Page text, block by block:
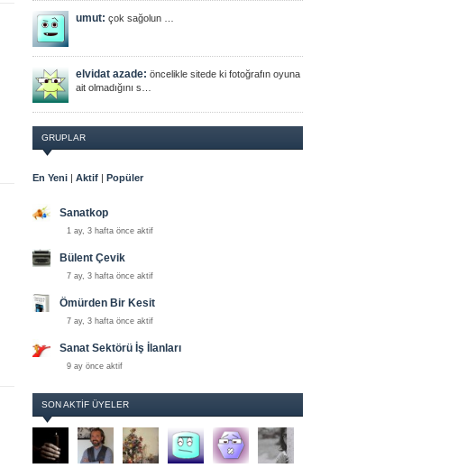
umut: çok sağolun …
elvidat azade: öncelikle sitede ki fotoğrafın oyuna
ait olmadığını s…
GRUPLAR
En Yeni | Aktif | Popüler
Sanatkop
1 ay, 3 hafta önce aktif
Bülent Çevik
7 ay, 3 hafta önce aktif
Ömürden Bir Kesit
7 ay, 3 hafta önce aktif
Sanat Sektörü İş İlanları
9 ay önce aktif
SON AKTIF ÜYELER